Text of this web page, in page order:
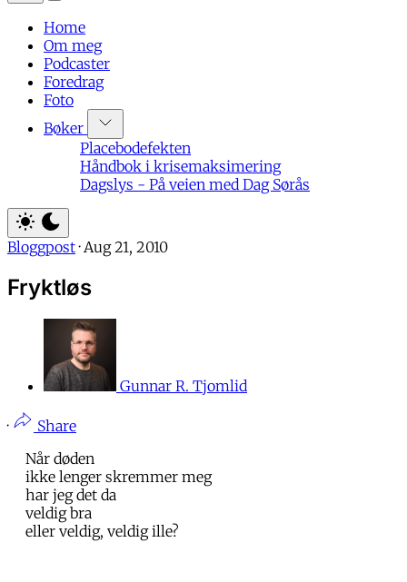
Home
Om meg
Podcaster
Foredrag
Foto
Bøker
Placebodefekten
Håndbok i krisemaksimering
Dagslys - På veien med Dag Sørås
Bloggpost · Aug 21, 2010
Fryktløs
Gunnar R. Tjomlid
·
Share
Når døden
ikke lenger skremmer meg
har jeg det da
veldig bra
eller veldig, veldig ille?